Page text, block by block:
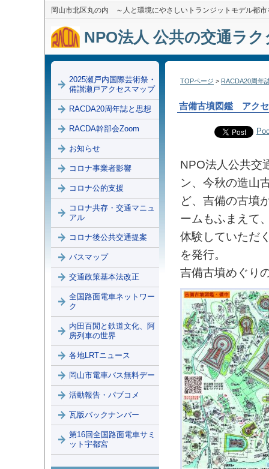
岡山市北区丸の内 ～人と環境にやさしいトランジットモデル都市
NPO法人 公共の交通ラ
TOPページ > RACDA20周年
吉備古墳図鑑 アク
NPO法人公共交
ン、今秋の造山
ど、吉備の古墳
ームもふまえて
体験していただ
を発行。
吉備古墳めぐり
2025瀬戸内国際芸術祭・
備讃瀬戸アクセスマップ
RACDA20周年誌と思想
RACDA幹部会Zoom
お知らせ
コロナ事業者影響
コロナ公的支援
コロナ共存・交通マニュ
アル
コロナ後公共交通提案
バスマップ
交通政策基本法改正
全国路面電車ネットワー
ク
内田百閒と鉄道文化、阿
房列車の世界
各地LRTニュース
岡山市電車バス無料デー
活動報告・パブコメ
瓦版バックナンバー
第16回全国路面電車サミ
ット宇都宮